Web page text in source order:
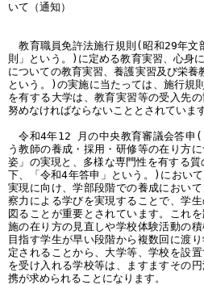
いて（通知）
教育職員免許法施行規則(昭和29年文
則」という。)に定める教育実習、心身
についての教育実習、養護実習及び栄養
という。)の実施に当たっては、施行規
を有する大学は、教育実習等の受入先
努めなければならないこととされています
令和4年12 月の中央教育審議会答申(
う教師の養成・採用・研修等の在り方
姿」の実現と、多様な専門性を有する
下、「令和4年答申」という。)におい
実現に向け、学部段階での養成におい
察力による学びを実現することで、学
図ることが重要とされています。これ
施の在り方の見直しや学校体験活動の
目指す学生が早い段階から複数回に渡
定されることから、大学等、学校を設
を受け入れる学校等は、ますますその
携が求められることになります。